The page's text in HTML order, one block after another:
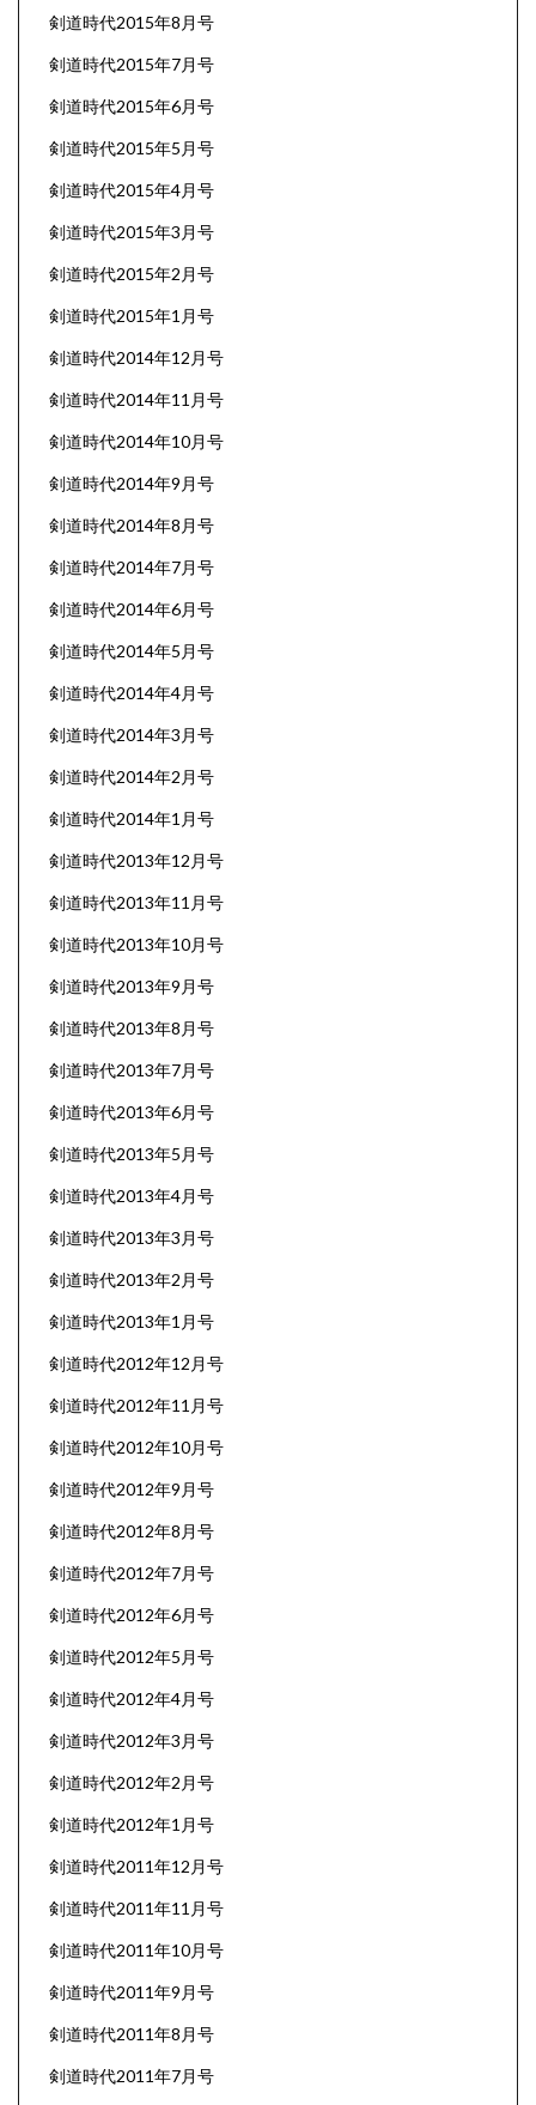
剣道時代2015年8月号
剣道時代2015年7月号
剣道時代2015年6月号
剣道時代2015年5月号
剣道時代2015年4月号
剣道時代2015年3月号
剣道時代2015年2月号
剣道時代2015年1月号
剣道時代2014年12月号
剣道時代2014年11月号
剣道時代2014年10月号
剣道時代2014年9月号
剣道時代2014年8月号
剣道時代2014年7月号
剣道時代2014年6月号
剣道時代2014年5月号
剣道時代2014年4月号
剣道時代2014年3月号
剣道時代2014年2月号
剣道時代2014年1月号
剣道時代2013年12月号
剣道時代2013年11月号
剣道時代2013年10月号
剣道時代2013年9月号
剣道時代2013年8月号
剣道時代2013年7月号
剣道時代2013年6月号
剣道時代2013年5月号
剣道時代2013年4月号
剣道時代2013年3月号
剣道時代2013年2月号
剣道時代2013年1月号
剣道時代2012年12月号
剣道時代2012年11月号
剣道時代2012年10月号
剣道時代2012年9月号
剣道時代2012年8月号
剣道時代2012年7月号
剣道時代2012年6月号
剣道時代2012年5月号
剣道時代2012年4月号
剣道時代2012年3月号
剣道時代2012年2月号
剣道時代2012年1月号
剣道時代2011年12月号
剣道時代2011年11月号
剣道時代2011年10月号
剣道時代2011年9月号
剣道時代2011年8月号
剣道時代2011年7月号